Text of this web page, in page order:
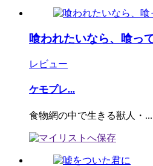
喰われたいなら、喰っ
レビュー
ケモプレ...
食物網の中で生きる獣人・